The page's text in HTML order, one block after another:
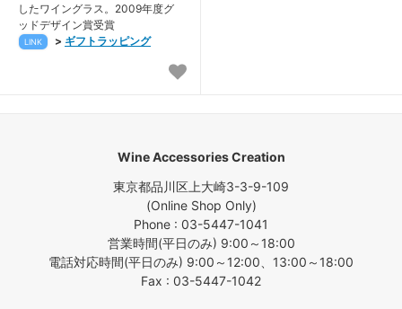
したワイングラス。2009年度グ
ッドデザイン賞受賞
LINK > ギフトラッピング
Wine Accessories Creation
東京都品川区上大崎3-3-9-109
(Online Shop Only)
Phone : 03-5447-1041
営業時間(平日のみ) 9:00～18:00
電話対応時間(平日のみ) 9:00～12:00、13:00～18:00
Fax : 03-5447-1042